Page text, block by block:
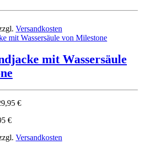
Versandkosten
mit Wassersäule
€
€
Versandkosten